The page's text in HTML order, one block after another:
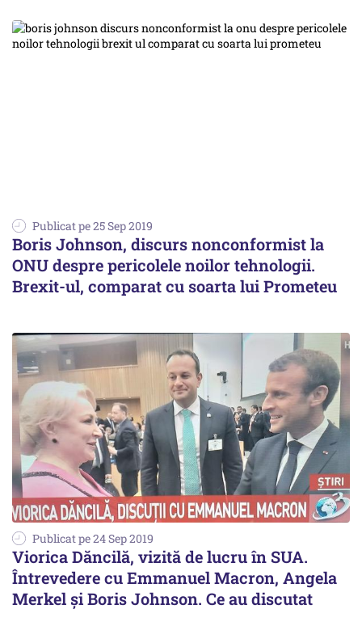
Publicat pe 25 Sep 2019
Boris Johnson, discurs nonconformist la
ONU despre pericolele noilor tehnologii.
Brexit-ul, comparat cu soarta lui Prometeu
Publicat pe 24 Sep 2019
Viorica Dăncilă, vizită de lucru în SUA.
Întrevedere cu Emmanuel Macron, Angela
Merkel și Boris Johnson. Ce au discutat